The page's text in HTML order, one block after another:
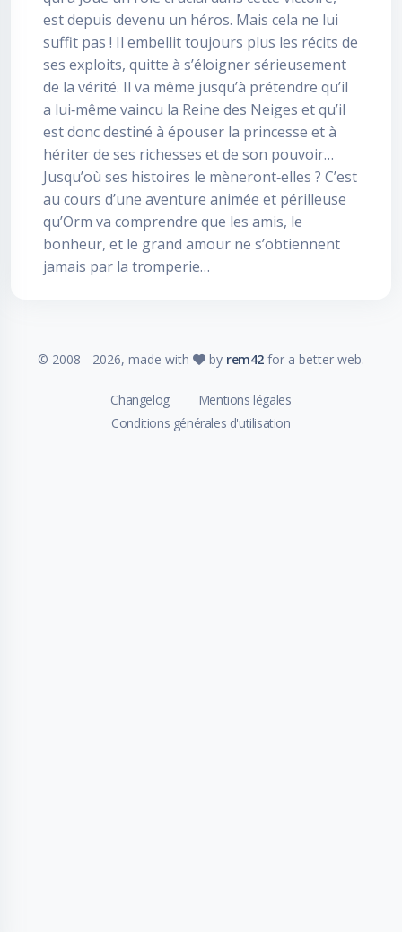
est depuis devenu un héros. Mais cela ne lui
suffit pas ! Il embellit toujours plus les récits de
ses exploits, quitte à s’éloigner sérieusement
de la vérité. Il va même jusqu’à prétendre qu’il
a lui‐même vaincu la Reine des Neiges et qu’il
est donc destiné à épouser la princesse et à
hériter de ses richesses et de son pouvoir…
Jusqu’où ses histoires le mèneront‐elles ? C’est
au cours d’une aventure animée et périlleuse
qu’Orm va comprendre que les amis, le
bonheur, et le grand amour ne s’obtiennent
jamais par la tromperie…
© 2008 - 2026, made with by rem42 for a better web.
Changelog
Mentions légales
Conditions générales d'utilisation